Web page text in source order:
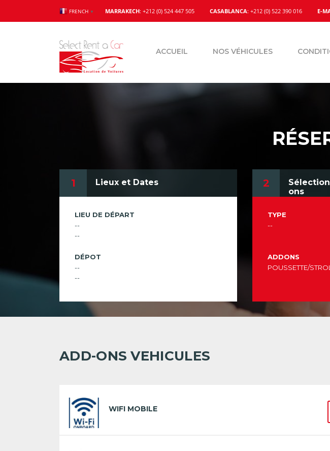
FRENCH ▼ E-
CASABLANCA: +212 (0) 522 390 016
MARRAKECH: +212 (0) 524 447 505
ACCUEIL NOS VÉHICULES
1 Lieux et Dates
LIEU DE DÉPART
--
--
DÉPOT
--
--
2
ons
TYPE
--
ADDONS
POUSSETTE/
ADD-ONS VEHICULES
WIFI MOBILE